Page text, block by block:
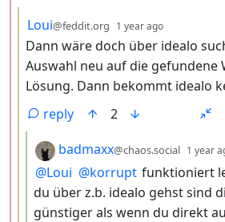
by
Loui@feddit.org 1 year ago
Dann wäre doch über idealo
Auswahl neu auf die gefundene
Lösung. Dann bekommt idealo
reply
2
by
badmaxx@chaos.social 1 year
@Loui @korrupt funktioniert
du über z.b. idealo gehst sind
günstiger als wenn du direkt